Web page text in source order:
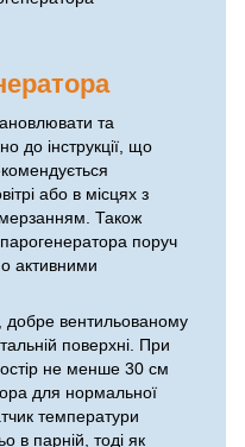
та
до інструкції, що
або в місцях з
Також
поруч
активними
добре вентильованому
поверхні. При
не менше 30 см
для нормальної
температури
в парній, тоді як